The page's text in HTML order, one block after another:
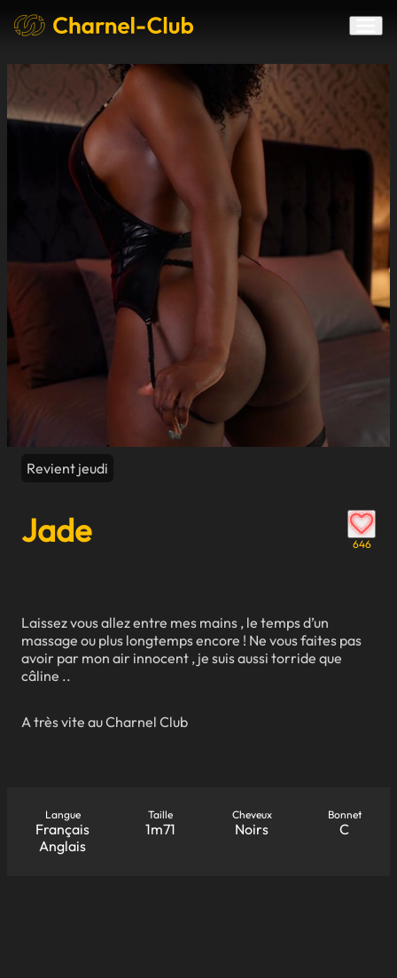
Jade 646
Revient jeudi
Laissez vous allez entre mes mains , le temps d’un
massage ou plus longtemps encore ! Ne vous faites pas
avoir par mon air innocent , je suis aussi torride que
câline ..
A très vite au Charnel Club
Langue
Français
Anglais
Taille
1m71
Cheveux
Noirs
Bonnet
C